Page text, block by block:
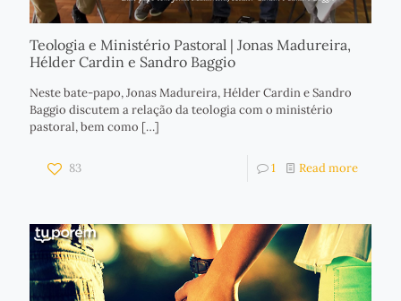
Teologia e Ministério Pastoral | Jonas Madureira,
Hélder Cardin e Sandro Baggio
Neste bate-papo, Jonas Madureira, Hélder Cardin e Sandro
Baggio discutem a relação da teologia com o ministério
pastoral, bem como […]
83 1 Read more